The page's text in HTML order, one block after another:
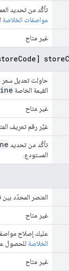
تأكَّد من تحديد
مواصفات الخلاصة
غير متاح
حاولت تعديل سعر
القيمة الخاصة
غير متاح
غيِّر رقم تعريف
تأكَّد من تحديد
المستودع.
العنصر المحدّد
غير متاح
عليك إصلاح
الخلاصة للحصول
غير متاح